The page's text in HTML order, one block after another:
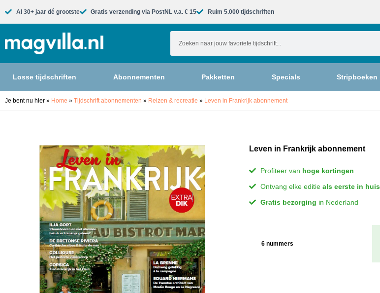
Al 30+ jaar dé grootste​ Gratis verzending via PostNL v.a. € 15 Ruim 5.000 tijdschriften​
Losse tijdschriften Abonnementen Pakketten Specials Stripboeken
Je bent nu hier » Home » Tijdschrift abonnementen » Reizen & recreatie » Leven in Frankrijk abonnement
Leven in Frankrijk abonnement
Profiteer van hoge kortingen
Ontvang elke editie als eerste in huis
Gratis bezorging in Nederland
6 nummers